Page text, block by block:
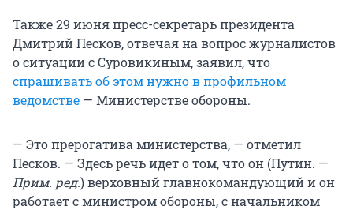
Также 29 июня пресс-секретарь президента
Дмитрий Песков, отвечая на вопрос журналистов
о ситуации с Суровикиным, заявил, что
спрашивать об этом нужно в профильном
ведомстве — Министерстве обороны.
— Это прерогатива министерства, — отметил
Песков. — Здесь речь идет о том, что он (Путин. —
Прим. ред.) верховный главнокомандующий и он
работает с министром обороны, с начальником